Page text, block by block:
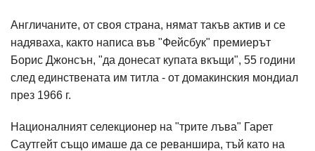
Англичаните, от своя страна, нямат такъв актив и се
надяваха, както написа във "Фейсбук" премиерът
Борис Джонсън, "да донесат купата вкъщи", 55 години
след единствената им титла - от домакинския мондиал
през 1966 г.
Националният селекционер на "трите лъва" Гарет
Саутгейт също имаше да се реваншира, тъй като на